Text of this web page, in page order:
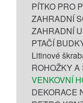
PÍTKO PRO
ZAHRADNÍ
ZAHRADNÍ
PTAČÍ
Litinové
ROHOŽKY
VENKOVNÍ
DEKORACE